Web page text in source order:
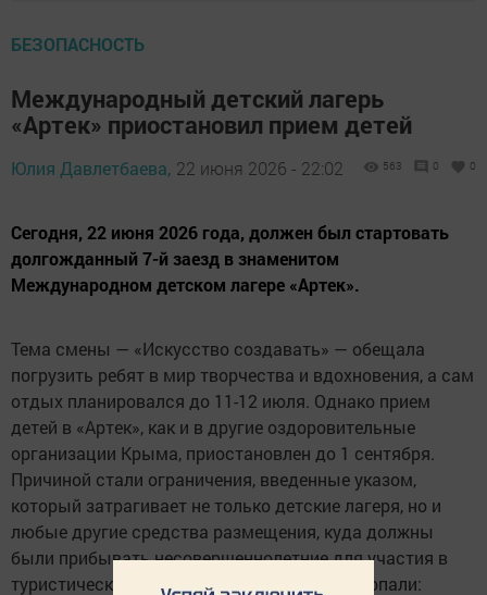
БЕЗОПАСНОСТЬ
Международный детский лагерь
«Артек» приостановил прием детей
Юлия Давлетбаева, 22 июня 2026 - 22:02 563 0 0
Сегодня, 22 июня 2026 года, должен был стартовать
долгожданный 7-й заезд в знаменитом
Международном детском лагере «Артек».
Тема смены — «Искусство создавать» — обещала
погрузить ребят в мир творчества и вдохновения, а сам
отдых планировался до 11-12 июля. Однако прием
детей в «Артек», как и в другие оздоровительные
организации Крыма, приостановлен до 1 сентября.
Причиной стали ограничения, введенные указом,
который затрагивает не только детские лагеря, но и
любые другие средства размещения, куда должны
были прибывать несовершеннолетние для участия в
туристических мероприятиях. Под запрет попали: